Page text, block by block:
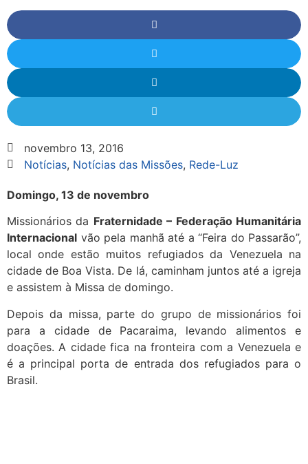
novembro 13, 2016
Notícias, Notícias das Missões, Rede-Luz
Domingo, 13 de novembro
Missionários da Fraternidade – Federação Humanitária
Internacional vão pela manhã até a “Feira do Passarão”,
local onde estão muitos refugiados da Venezuela na
cidade de Boa Vista. De lá, caminham juntos até a igreja
e assistem à Missa de domingo.
Depois da missa, parte do grupo de missionários foi
para a cidade de Pacaraima, levando alimentos e
doações. A cidade fica na fronteira com a Venezuela e
é a principal porta de entrada dos refugiados para o
Brasil.